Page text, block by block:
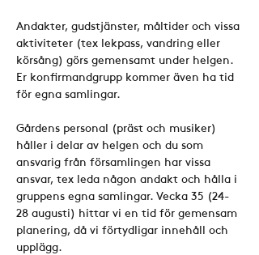
Andakter, gudstjänster, måltider och vissa
aktiviteter (tex lekpass, vandring eller
körsång) görs gemensamt under helgen.
Er konfirmandgrupp kommer även ha tid
för egna samlingar.
Gårdens personal (präst och musiker)
håller i delar av helgen och du som
ansvarig från församlingen har vissa
ansvar, tex leda någon andakt och hålla i
gruppens egna samlingar. Vecka 35 (24-
28 augusti) hittar vi en tid för gemensam
planering, då vi förtydligar innehåll och
upplägg.